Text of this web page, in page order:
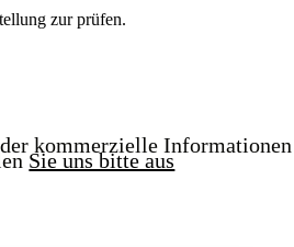
zur prüfen.
kommerzielle Informationen
Sie uns bitte aus